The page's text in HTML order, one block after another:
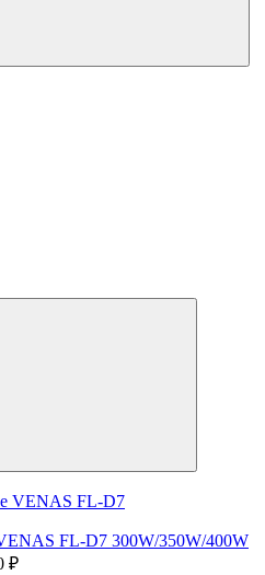
FL-D7 300W/350W/400W
₽